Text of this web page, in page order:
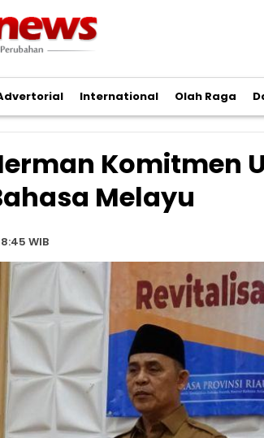
International Olah Raga
Komitmen
Melayu
WIB